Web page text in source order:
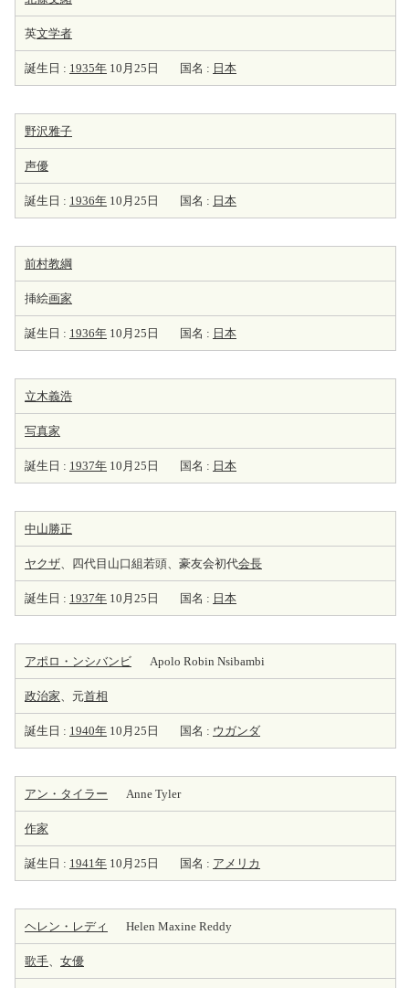
英文学者
誕生日 : 1935年 10月25日 国名 : 日本
野沢雅子
声優
誕生日 : 1936年 10月25日 国名 : 日本
前村教綱
挿絵画家
誕生日 : 1936年 10月25日 国名 : 日本
立木義浩
写真家
誕生日 : 1937年 10月25日 国名 : 日本
中山勝正
ヤクザ、四代目山口組若頭、豪友会初代会長
誕生日 : 1937年 10月25日 国名 : 日本
アポロ・ンシバンビ Apolo Robin Nsibambi
政治家、元首相
誕生日 : 1940年 10月25日 国名 : ウガンダ
アン・タイラー Anne Tyler
作家
誕生日 : 1941年 10月25日 国名 : アメリカ
ヘレン・レディ Helen Maxine Reddy
歌手、 女優